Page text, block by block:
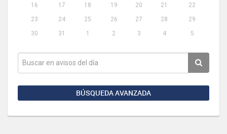
16
17 18 19 20 21
22
23
24 25 26 27 28
29
30
31 1 2 3 4 5
BÚSQUEDA AVANZADA